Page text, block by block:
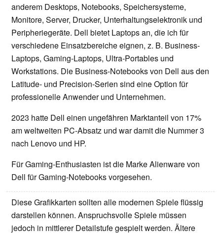
anderem Desktops, Notebooks, Speichersysteme,
Monitore, Server, Drucker, Unterhaltungselektronik und
Peripheriegeräte. Dell bietet Laptops an, die ich für
verschiedene Einsatzbereiche eignen, z. B. Business-
Laptops, Gaming-Laptops, Ultra-Portables und
Workstations. Die Business-Notebooks von Dell aus den
Latitude- und Precision-Serien sind eine Option für
professionelle Anwender und Unternehmen.
2023 hatte Dell einen ungefähren Marktanteil von 17%
am weltweiten PC-Absatz und war damit die Nummer 3
nach Lenovo und HP.
Für Gaming-Enthusiasten ist die Marke Alienware von
Dell für Gaming-Notebooks vorgesehen.
Diese Grafikkarten sollten alle modernen Spiele flüssig
darstellen können. Anspruchsvolle Spiele müssen
jedoch in mittlerer Detailstufe gespielt werden. Ältere